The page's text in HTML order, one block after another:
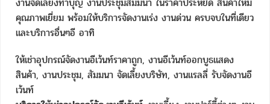
คุณภาพเยี่ยม พร้อมให้บริการจัดงานเร่ง งานด่วน ครบจบในที่เดียว
และบริการอื่นๆอี อาทิ
ให้เช่าอุปกรณ์จัดงานอีเว้นท์ราคาถูก, งานอีเว้นท์ออกบูธแสดง
สินค้า, งานประชุม, สัมมนา จัดเลี้ยงบริษัท, งานแรลลี่ รับจัดงานอี
เว้นท์